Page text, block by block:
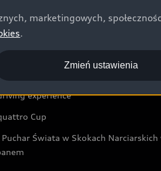
Festiwal
Muzeum Sztuki Nowoczesnej w
experience
Cup
Świata w Skokach Narciarskich
marketingowych,
.
Zmień ustawienia